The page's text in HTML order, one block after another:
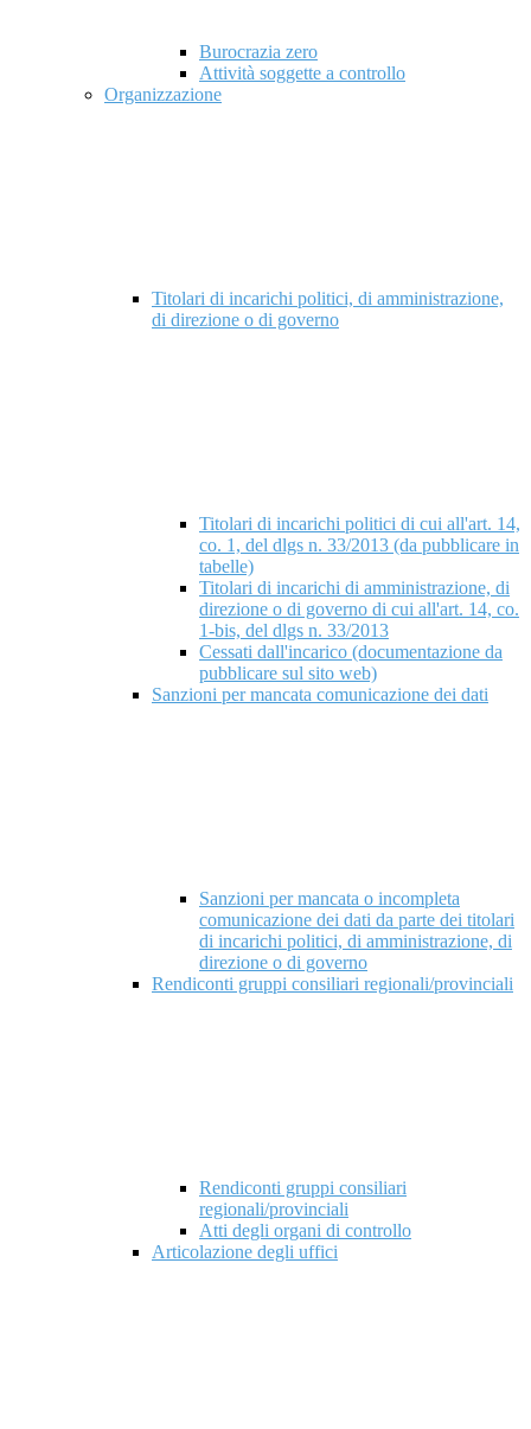
Burocrazia zero
Attività soggette a controllo
Organizzazione
Titolari di incarichi politici, di amministrazione,
di direzione o di governo
Titolari di incarichi politici di cui all'art. 14,
co. 1, del dlgs n. 33/2013 (da pubblicare in
tabelle)
Titolari di incarichi di amministrazione, di
direzione o di governo di cui all'art. 14, co.
1-bis, del dlgs n. 33/2013
Cessati dall'incarico (documentazione da
pubblicare sul sito web)
Sanzioni per mancata comunicazione dei dati
Sanzioni per mancata o incompleta
comunicazione dei dati da parte dei titolari
di incarichi politici, di amministrazione, di
direzione o di governo
Rendiconti gruppi consiliari regionali/provinciali
Rendiconti gruppi consiliari
regionali/provinciali
Atti degli organi di controllo
Articolazione degli uffici